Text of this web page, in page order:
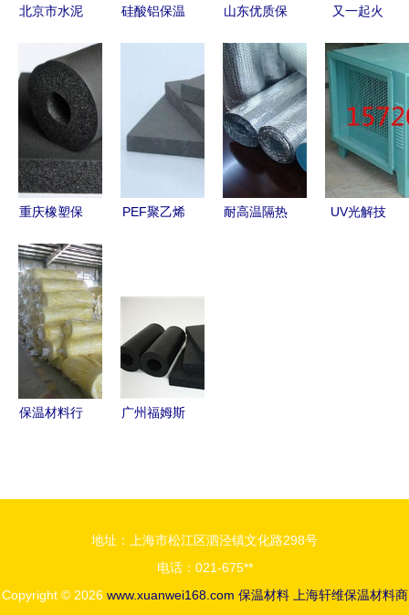
北京市水泥
硅酸铝保温
效能之选
山东优质保
聚氨酯外墙
与玻璃钢外
护保温管解
析
又一起火
火灾我们能
避免吗？
——从保温
材料说起
重庆橡塑保
PEF聚乙烯
材料市场分
析
耐高温隔热
UV光解技
保温材料行
广州福姆斯
坚实守护者
地址：上海市松江区泗泾镇文化路298号
电话：021-675**
Copyright © 2026 www.xuanwei168.com 保温材料 上海轩维保温材料商